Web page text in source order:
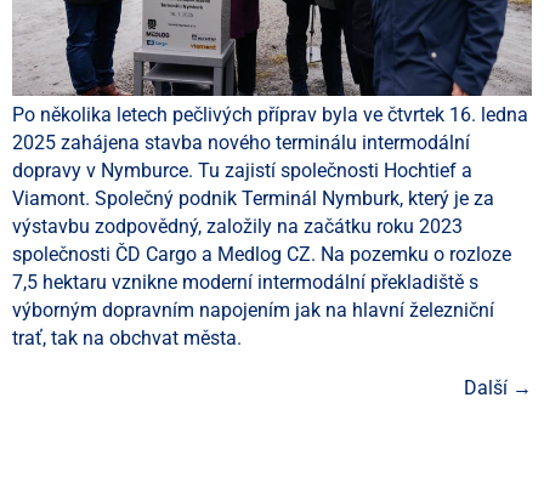
Po několika letech pečlivých příprav byla ve čtvrtek 16. ledna
2025 zahájena stavba nového terminálu intermodální
dopravy v Nymburce. Tu zajistí společnosti Hochtief a
Viamont. Společný podnik Terminál Nymburk, který je za
výstavbu zodpovědný, založily na začátku roku 2023
společnosti ČD Cargo a Medlog CZ. Na pozemku o rozloze
7,5 hektaru vznikne moderní intermodální překladiště s
výborným dopravním napojením jak na hlavní železniční
trať, tak na obchvat města.
Další →